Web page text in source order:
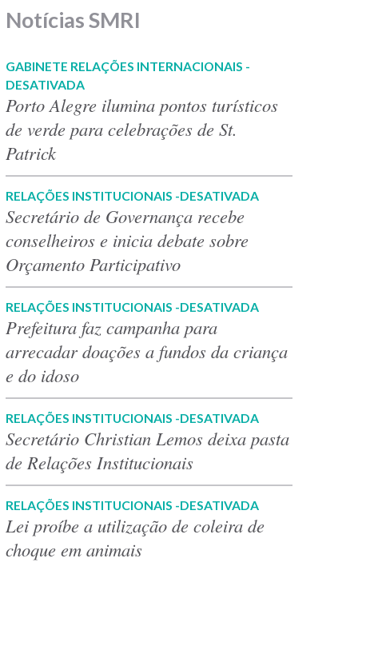
Notícias SMRI
GABINETE RELAÇÕES INTERNACIONAIS -
DESATIVADA
Porto Alegre ilumina pontos turísticos
de verde para celebrações de St.
Patrick
RELAÇÕES INSTITUCIONAIS -DESATIVADA
Secretário de Governança recebe
conselheiros e inicia debate sobre
Orçamento Participativo
RELAÇÕES INSTITUCIONAIS -DESATIVADA
Prefeitura faz campanha para
arrecadar doações a fundos da criança
e do idoso
RELAÇÕES INSTITUCIONAIS -DESATIVADA
Secretário Christian Lemos deixa pasta
de Relações Institucionais
RELAÇÕES INSTITUCIONAIS -DESATIVADA
Lei proíbe a utilização de coleira de
choque em animais